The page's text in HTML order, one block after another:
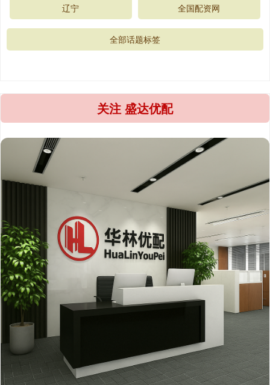
辽宁 全国配资网
全部话题标签
关注 盛达优配